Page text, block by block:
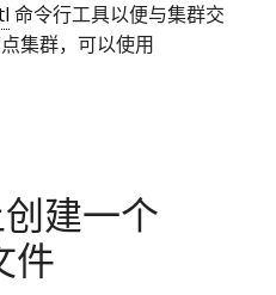
命令行工具以便与集群交
集群，可以使用
建一个
件